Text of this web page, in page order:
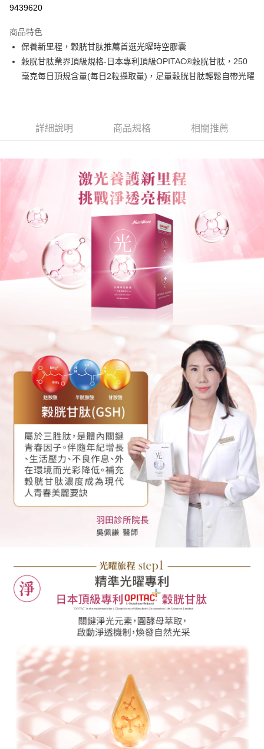
【大哥付你分期使用說明】
2.付款方式選擇「大哥付你分期」，訂單成立後會自動跳轉到大哥付的交易
流程，驗證手機門號後，選擇欲分期的期數、繳款截止日，確認付款後即完
成交易。
3.實際核准額度、可分期數及費用金額請依後續交易確認頁面所載為準。
消。如遇「轉專審核」未通過狀況，表示未達大哥付你分期系統評分，恕無
醒簡訊。
2.透過簡訊連結打開帳單後，可選擇「超商條碼／台灣大直營門市／銀行轉
1.本服務係由「台灣大哥大股份有限公司」（以下簡稱本公司）所提供，讓
用戶於交易時，得透過本服務購買商品或服務，並由商店將買賣／分期付款
買賣價金債權讓與本公司後，依約使用本公司帳單繳交帳款。
2.基於同意付款使用「大哥付你分期」之契約關係目的，商店將以您的個人
資料（包含姓名、電話或地址）提供予台灣大哥大進項蒐集、處理及利用，
由本公司與您本人進行分期帳單所需資料之確認、核對及更正。
3.完整用戶服務條款，請詳閱以下連結：
https://oppay.tw/userRule
AFTEE先享後付
相關說明
【關於「AFTEE先享後付」】
AFTEE先享後付是「在收到商品之後才付款」的支付方式。 讓您購物簡單
便利好安心！
１．簡單：不需註冊會員、不需綁卡、不需儲值。
１．於結帳方式選擇「AFTEE先享後付」後，將跳轉至「AFTEE先享後付」
３．收到繳費通知簡訊後14天內，點擊此簡訊中的連結，可透過四大超商／
※ 請注意：結帳手續完成當下不需立刻繳費，但若您需要取消訂單，請聯絡
購買商品的店家。未經商家同意取消之訂單仍視為有效，需透過AFTEE先享
※ 交易是否成功請以「AFTEE先享後付 」之結帳頁面顯示為準，若有關於
是否繳費成功／繳費後需取消欲退款等相關疑問，請聯繫「AFTEE先享後付
https://netprotections.freshdesk.com/support/home
【注意事項】
１．透過由恩沛科技股份有限公司提供之「AFTEE先享後付」服務完成之交
易，需依本服務之必要範圍內提供個人資料，並將交易相關給付款項請求債
權轉讓予恩沛科技股份有限公司。
２．關於個人資料處理事宜，請瀏覽以下網址：
https://aftee.tw/terms/#terms3
「AFTEE先享後付」，若未經同意申辦者引起之損失，本公司不負相關責
４．使用「AFTEE先享後付」時，將依據個別帳號之用戶狀況，依本公司即
時審查核予不同之上限額度；若仍有額度不足之情形，本公司將視審查結果
請求用戶進行身份認證。
５．嚴禁一人註冊多個帳號或使用他人資訊註冊。若發現惡意使用之情形，
恩沛科技股份有限公司將有權停止該用戶之使用額度並採取法律行動。
Hami Point
相關說明
「Hami Point」為中華電信所提供之點數服務，可於會員專區綁定中華電信
全家取貨付款
每筆NT$60，滿NT$699(含以上)免運費
萊爾富取貨付款
每筆NT$60，滿NT$1,000(含以上)免運費
付款後萊爾富取貨
每筆NT$60，滿NT$1,000(含以上)免運費
7-11取貨付款
每筆NT$60，滿NT$699(含以上)免運費
付款後7-11取貨
每筆NT$60，滿NT$699(含以上)免運費
宅配
每筆NT$120，滿NT$1,000(含以上)免運費
宅配-離島
每筆NT$120，滿NT$1,000(含以上)免運費
9439620
商品特色
保養新里程，穀胱甘肽推薦首選光曜時空膠囊
穀胱甘肽業界頂級規格-日本專利頂級OPITAC®穀胱甘肽，250
毫克每日頂規含量(每日2粒攝取量)，足量穀胱甘肽輕鬆自帶光曜
詳細說明 商品規格 相關推薦